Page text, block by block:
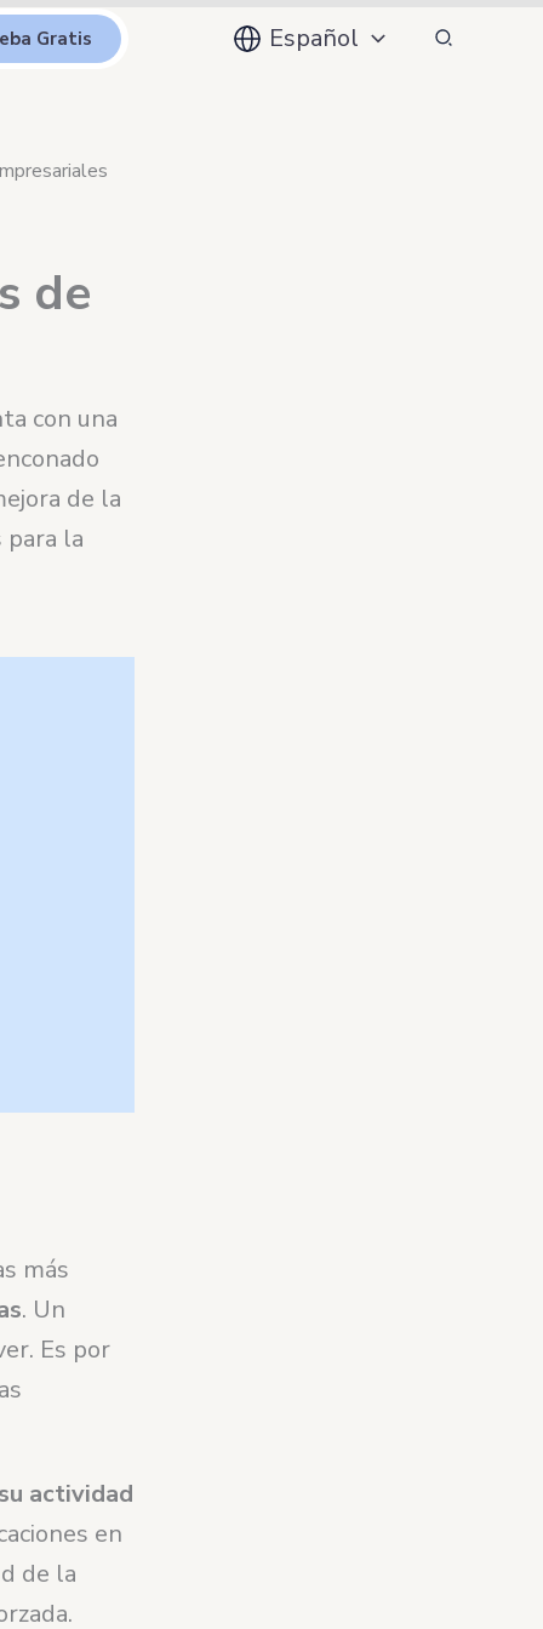
Gratis Español Buscar
de
con una
de la
la
más
. Un
Es por
actividad
en
de la